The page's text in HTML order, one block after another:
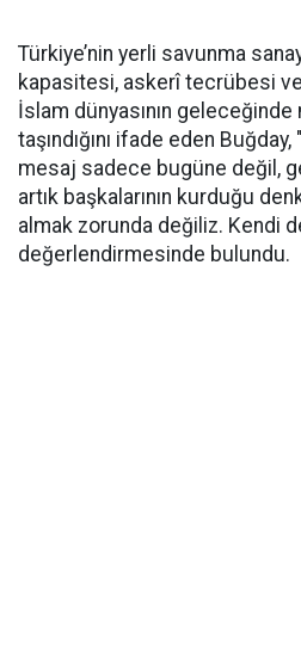
Türkiye’nin yerli savunma
kapasitesi, askerî tecrübesi
İslam dünyasının
taşındığını ifade eden
mesaj sadece bugüne değil,
artık başkalarının kurduğu
almak zorunda değiliz. Kendi
değerlendirmesinde bulundu.